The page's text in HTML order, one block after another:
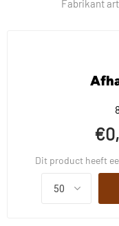
Fabrikant
Dit product heeft